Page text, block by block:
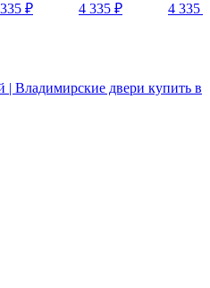
₽ 4 335 ₽ 4 335
| Владимирские двери купить в